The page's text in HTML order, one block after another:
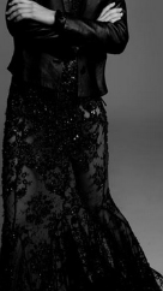
КОНТАКТЫ